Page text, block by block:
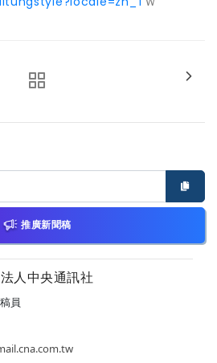
推廣新聞稿
人中央通訊社
員